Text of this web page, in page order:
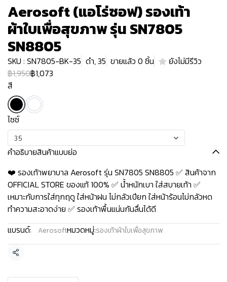
Aerosoft (แอโร่ซอฟ) รองเท้า
ผ้าใบเพื่อสุขภาพ รุ่น SN7805
SN8805
SKU : SN7805-BK-35 ดำ, 35 ขายแล้ว 0 ชิ้น
ยังไม่มีรีวิว
฿1,950฿1,073
สี
ไซซ์
35
คำอธิบายสินค้าแบบย่อ
❤️ รองเท้าพยาบาล Aerosoft รุ่น SN7805 SN8805 ✅ สินค้าจาก
OFFICIAL STORE ของแท้ 100% ✅ น้ำหนักเบา ใส่สบายเท้า ✅
เหมาะกับการใส่ทุกฤดู ใส่หน้าฝน ไม่กลัวเปียก ใส่หน้าร้อนไม่กลัวหด
ทำความสะอาดง่าย ✅ รองเท้าพื้นแน่นกันลื่นได้ดี
แบรนด์:
Aerosoftหมวดหมู่:รองเท้าผ้าใบเพื่อสุขภาพ
แชร์